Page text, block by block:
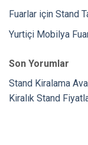
Fuarlar için Stand
Yurtiçi Mobilya
Son Yorumlar
Stand Kiralama
Kiralık Stand